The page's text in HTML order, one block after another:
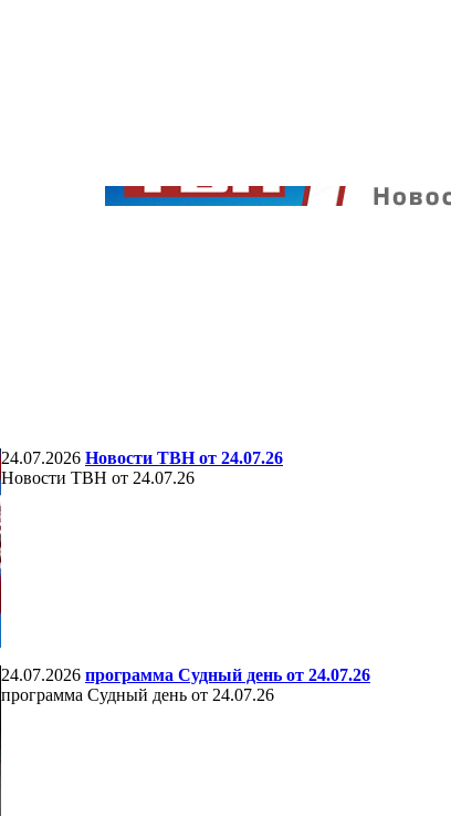
24.07.2026 Новости ТВН от 24.07.26
Новости ТВН от 24.07.26
24.07.2026 программа Судный день от 24.07.26
программа Судный день от 24.07.26